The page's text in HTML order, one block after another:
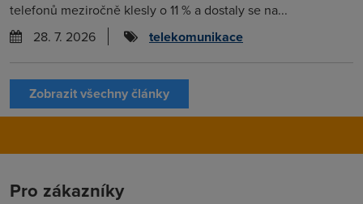
telefonů meziročně klesly o 11 % a dostaly se na...
28. 7. 2026
telekomunikace
Zobrazit všechny články
Pro zákazníky